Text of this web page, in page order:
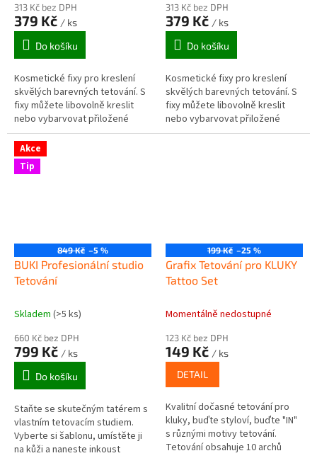
313 Kč bez DPH
379 Kč / ks
Do košíku
Kosmetické fixy pro kreslení
skvělých barevných tetování. S
fixy můžete libovolně kreslit
nebo vybarvovat přiložené
šablony.
313 Kč bez DPH
379 Kč / ks
Do košíku
Kosmetické fixy pro kreslení
skvělých barevných tetování. S
fixy můžete libovolně kreslit
nebo vybarvovat přiložené
šablony.
Akce
Tip
849 Kč –5 %
BUKI Profesionální studio
Tetování
Skladem (>5 ks)
660 Kč bez DPH
799 Kč / ks
Do košíku
Staňte se skutečným tatérem s
vlastním tetovacím studiem.
Vyberte si šablonu, umístěte ji
na kůži a naneste inkoust
199 Kč –25 %
Grafix Tetování pro KLUKY
Tattoo Set
Momentálně nedostupné
123 Kč bez DPH
149 Kč / ks
DETAIL
Kvalitní dočasné tetování pro
kluky, buďte styloví, buďte "IN"
s různými motivy tetování.
Tetování obsahuje 10 archů